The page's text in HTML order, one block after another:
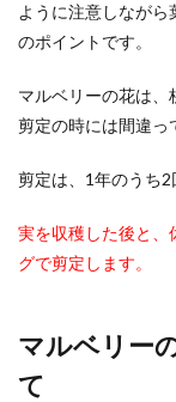
ように注意しなが
のポイントです。
マルベリーの花は、
剪定の時には間違っ
剪定は、1年のうち2
実を収穫した後と、
グで剪定します。
マルベリー
て